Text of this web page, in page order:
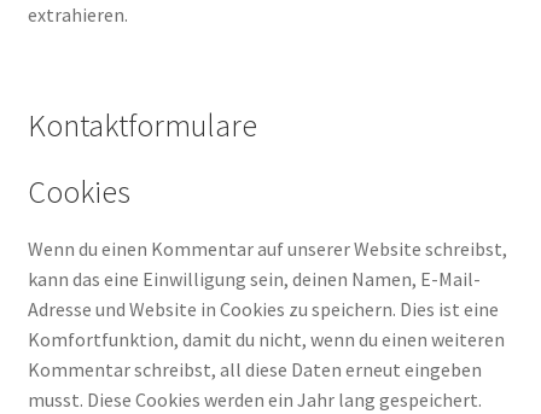
extrahieren.
Kontaktformulare
Cookies
Wenn du einen Kommentar auf unserer Website schreibst,
kann das eine Einwilligung sein, deinen Namen, E-Mail-
Adresse und Website in Cookies zu speichern. Dies ist eine
Komfortfunktion, damit du nicht, wenn du einen weiteren
Kommentar schreibst, all diese Daten erneut eingeben
musst. Diese Cookies werden ein Jahr lang gespeichert.